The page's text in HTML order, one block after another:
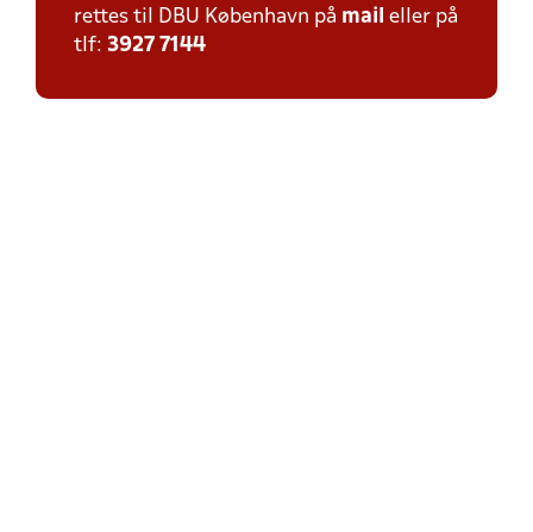
rettes til DBU København på mail eller på
tlf: 3927 7144